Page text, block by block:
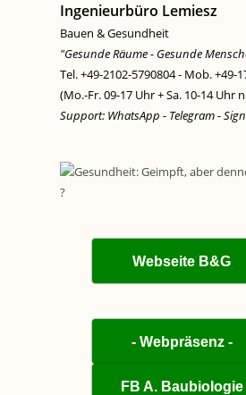
Ingenieurbüro Lemiesz
Bauen & Gesundheit
"Gesunde Räume - Gesunde
Tel. +49-2102-5790804 - Mob. +49-
(Mo.-Fr. 09-17 Uhr + Sa. 10-14 Uhr
Support: WhatsApp - Telegram -
Webseite B&G
- Webpräsenz -
FB A. Baubiologie